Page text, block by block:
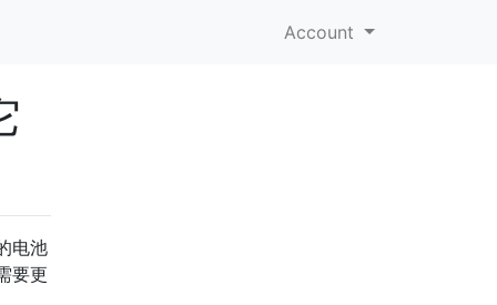
Account
电池
要更